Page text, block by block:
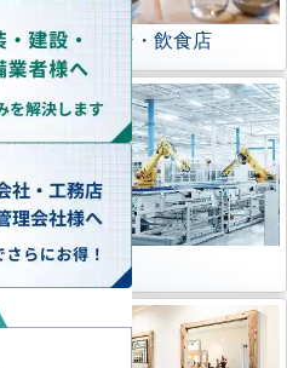
レストラン・飲食店
工場